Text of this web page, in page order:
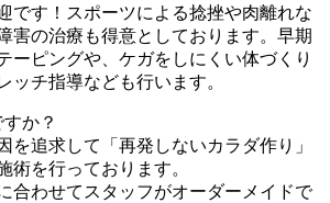
です！スポーツによる捻挫や肉離れな
害の治療も得意としております。早期
ーピングや、ケガをしにくい体づくり
ッチ指導なども行います。
か？
を追求して「再発しないカラダ作り」
術を行っております。
合わせてスタッフがオーダーメイドで